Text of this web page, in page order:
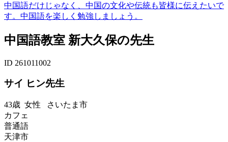
中国語だけじゃなく、中国の文化や伝統も皆様に伝えたいで
す。中国語を楽しく勉強しましょう。
中国語教室 新大久保の先生
ID 261011002
サイ ヒン先生
43歳 女性 さいたま市
カフェ
普通語
天津市